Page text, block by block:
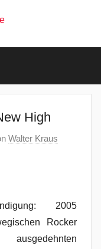
High
Walter Kraus
2005
Rocker